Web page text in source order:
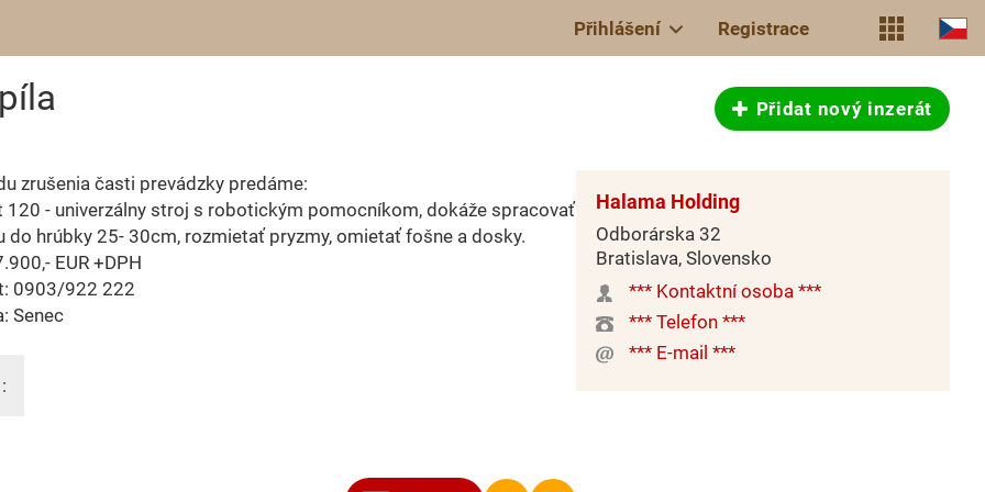
Přihlášení Registrace
Přidat nový inzerát
zrušenia časti prevádzky predáme:
120 - univerzálny stroj s robotickým pomocníkom, dokáže spracovať
do hrúbky 25- 30cm, rozmietať pryzmy, omietať fošne a dosky.
EUR +DPH
0903/922 222
Senec
Halama Holding
Odborárska 32
Bratislava, Slovensko
*** Kontaktní osoba ***
*** Telefon ***
*** E-mail ***